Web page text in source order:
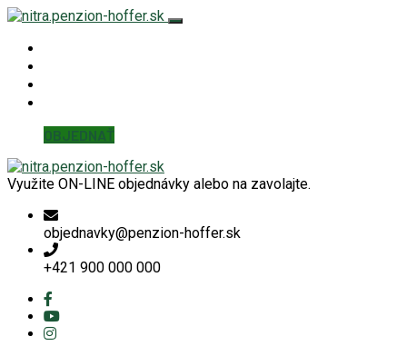
OBJEDNAŤ
Využite ON-LINE objednávky alebo na zavolajte.
objednavky@penzion-hoffer.sk
+421 900 000 000